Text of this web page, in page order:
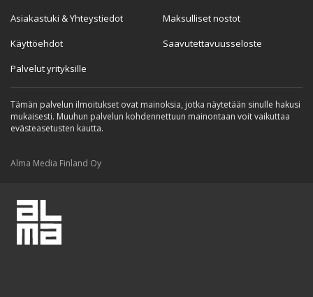
Asiakastuki & Yhteystiedot
Käyttöehdot
Palvelut yrityksille
Maksulliset nostot
Saavutettavuusseloste
Tämän palvelun ilmoitukset ovat mainoksia, jotka näytetään sinulle hakusi
mukaisesti. Muuhun palvelun kohdennettuun mainontaan voit vaikuttaa
evästeasetusten kautta.
Alma Media Finland Oy